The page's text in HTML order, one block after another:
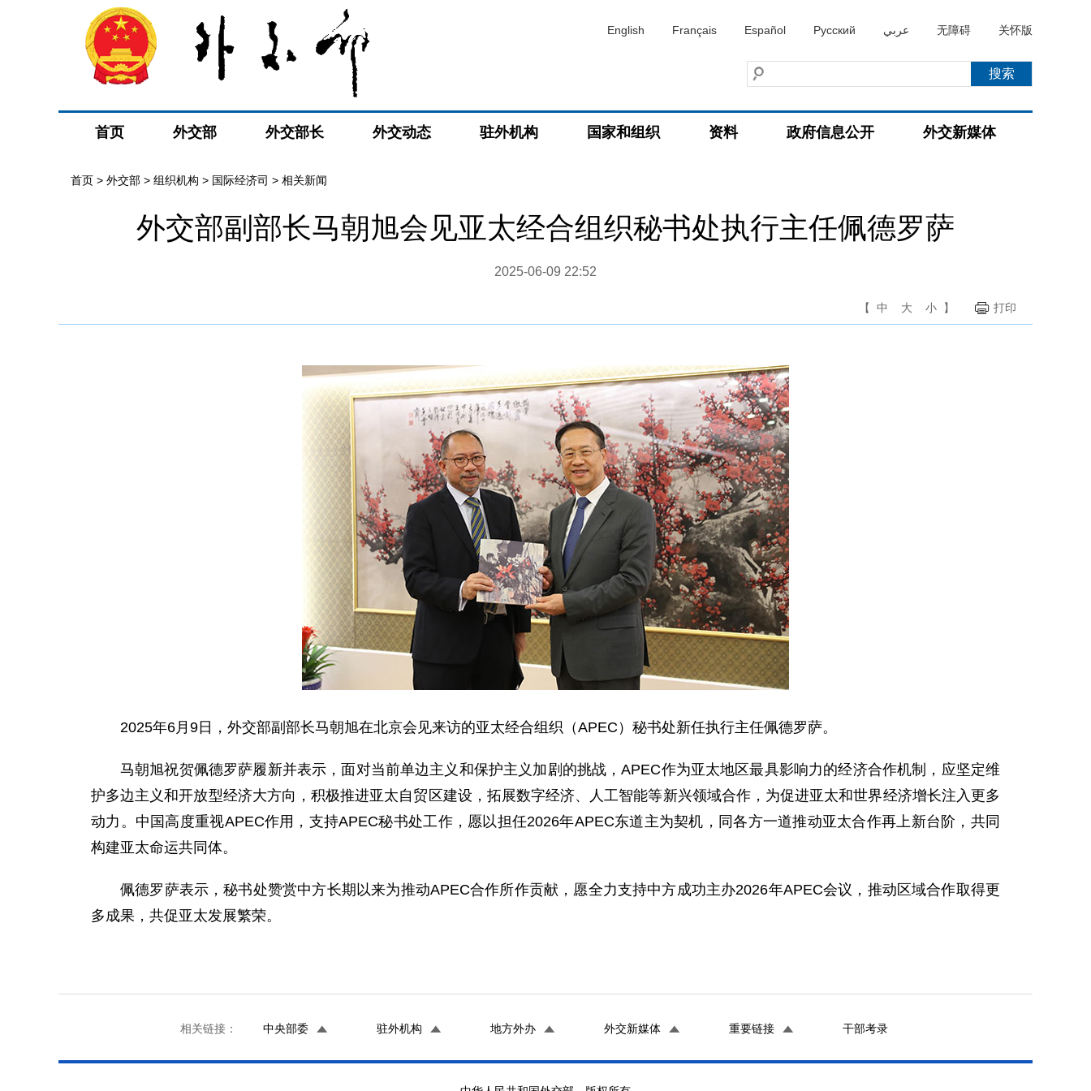
English Français Español Русский عربي 无障碍 关怀版
首页 外交部 外交部长 外交动态 驻外机构 国家和组织 资料 政府信息公开 外交新媒体
首页 > 外交部 > 组织机构 > 国际经济司 > 相关新闻
外交部副部长马朝旭会见亚太经合组织秘书处执行主任佩德罗萨
2025-06-09 22:52
【 中 大 小 】 打印
2025年6月9日，外交部副部长马朝旭在北京会见来访的亚太经合组织（APEC）秘书处新任执行主任佩德罗萨。
马朝旭祝贺佩德罗萨履新并表示，面对当前单边主义和保护主义加剧的挑战，APEC作为亚太地区最具影响力的经济合作机制，应坚定维
护多边主义和开放型经济大方向，积极推进亚太自贸区建设，拓展数字经济、人工智能等新兴领域合作，为促进亚太和世界经济增长注入更多
动力。中国高度重视APEC作用，支持APEC秘书处工作，愿以担任2026年APEC东道主为契机，同各方一道推动亚太合作再上新台阶，共同
构建亚太命运共同体。
佩德罗萨表示，秘书处赞赏中方长期以来为推动APEC合作所作贡献，愿全力支持中方成功主办2026年APEC会议，推动区域合作取得更
多成果，共促亚太发展繁荣。
相关链接： 中央部委 驻外机构 地方外办 外交新媒体 重要链接 干部考录